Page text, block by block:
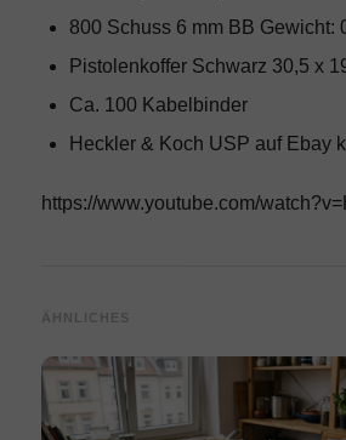
800 Schuss 6 mm BB Gewicht:
Pistolenkoffer Schwarz 30,5 x
Ca. 100 Kabelbinder
Heckler & Koch USP auf Ebay
https://www.youtube.com/
ÄHNLICHES